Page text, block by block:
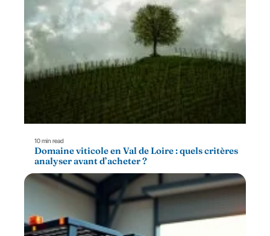
10 min read
Domaine viticole en Val de Loire : quels critères
analyser avant d’acheter ?